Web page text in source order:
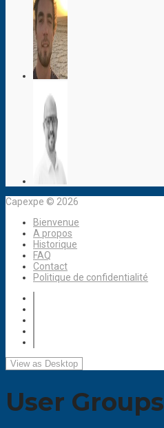
Capexpe © 2026
Bienvenue
A propos
Historique
FAQ
Contact
Politique de confidentialité
User Groups